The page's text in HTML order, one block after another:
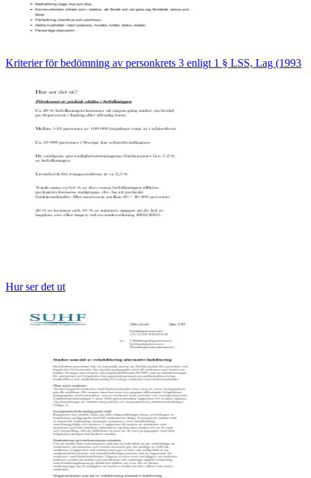
Kriterier för bedömning av personkrets 3 enligt 1 § LSS, Lag (1993
Hur ser det ut